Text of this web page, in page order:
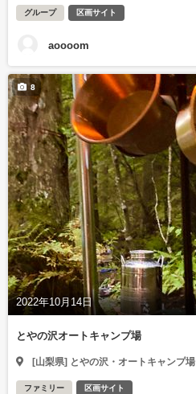
グループ 区画サイト
aoooom
2022年10月14日
8
とやの沢オートキャンプ場
[山梨県] とやの沢・オートキャンプ場
ファミリー 区画サイト